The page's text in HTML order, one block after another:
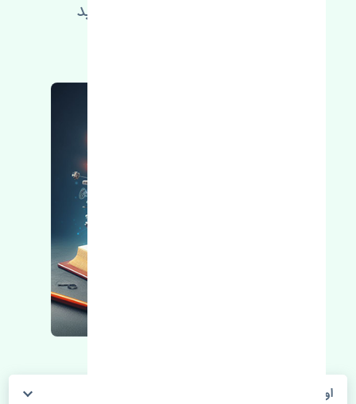
اطلاعات فنی خود را بالا ببرید
اویل پمپ گیربکس بی وای دی S6 چین